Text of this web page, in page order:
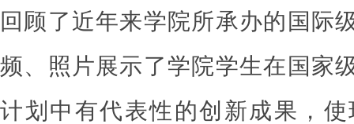
回顾了近年来学院所承办的国际
频、照片展示了学院学生在国家
计划中有代表性的创新成果，